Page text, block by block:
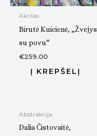
Akrilas
Birutė Kuicienė, „Žvejys
su povu“
€259.00
Abstrakcija
Dalia Čistovaitė,